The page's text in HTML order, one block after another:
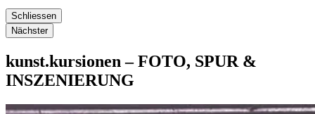
Schliessen
Nächster
kunst.kursionen – FOTO, SPUR &
INSZENIERUNG